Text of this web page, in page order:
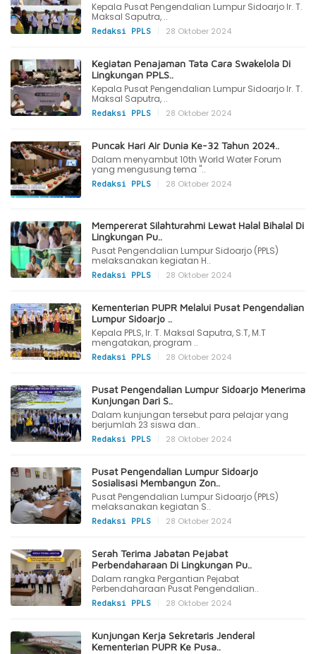
Kepala Pusat Pengendalian Lumpur Sidoarjo Ir. T.
Maksal Saputra, ..
Redaksi PPLS 28 Oktober 2024
Kegiatan Penajaman Tata Cara Swakelola Di
Lingkungan PPLS..
Kepala Pusat Pengendalian Lumpur Sidoarjo Ir. T.
Maksal Saputra, ..
Redaksi PPLS 28 Oktober 2024
Puncak Hari Air Dunia Ke-32 Tahun 2024..
Dalam menyambut 10th World Water Forum
yang mengusung tema "..
Redaksi PPLS 28 Oktober 2024
Mempererat Silahturahmi Lewat Halal Bihalal Di
Lingkungan Pu..
Pusat Pengendalian Lumpur Sidoarjo (PPLS)
melaksanakan kegiatan H..
Redaksi PPLS 28 Oktober 2024
Kementerian PUPR Melalui Pusat Pengendalian
Lumpur Sidoarjo ..
Kepala PPLS, Ir. T. Maksal Saputra, S.T, M.T
mengatakan, program ..
Redaksi PPLS 28 Oktober 2024
Pusat Pengendalian Lumpur Sidoarjo Menerima
Kunjungan Dari S..
Dalam kunjungan tersebut para pelajar yang
berjumlah 23 siswa dan..
Redaksi PPLS 28 Oktober 2024
Pusat Pengendalian Lumpur Sidoarjo
Sosialisasi Membangun Zon..
Pusat Pengendalian Lumpur Sidoarjo (PPLS)
melaksanakan kegiatan S..
Redaksi PPLS 28 Oktober 2024
Serah Terima Jabatan Pejabat
Perbendaharaan Di Lingkungan Pu..
Dalam rangka Pergantian Pejabat
Perbendaharaan Pusat Pengendalian..
Redaksi PPLS 28 Oktober 2024
Kunjungan Kerja Sekretaris Jenderal
Kementerian PUPR Ke Pusa..